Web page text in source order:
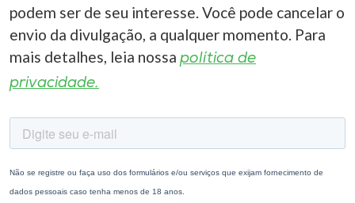
podem ser de seu interesse. Você pode cancelar o
envio da divulgação, a qualquer momento. Para
mais detalhes, leia nossa política de
privacidade.